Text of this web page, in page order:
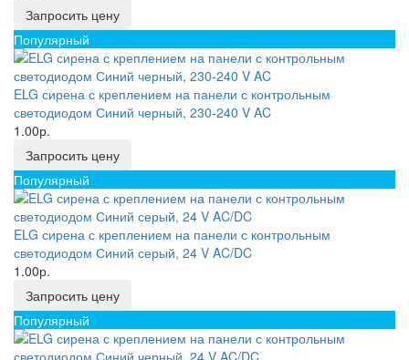
Запросить цену
Популярный
ELG сирена с креплением на панели с контрольным
светодиодом Синий черный, 230-240 V AC
1.00р.
Запросить цену
Популярный
ELG сирена с креплением на панели с контрольным
светодиодом Синий серый, 24 V AC/DC
1.00р.
Запросить цену
Популярный